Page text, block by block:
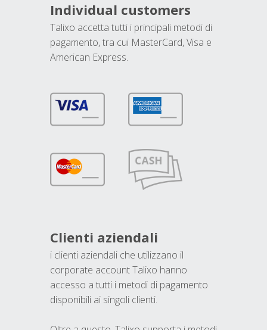
Individual customers
Talixo accetta tutti i principali metodi di
pagamento, tra cui MasterCard, Visa e
American Express.
Clienti aziendali
i clienti aziendali che utilizzano il
corporate account Talixo hanno
accesso a tutti i metodi di pagamento
disponibili ai singoli clienti.